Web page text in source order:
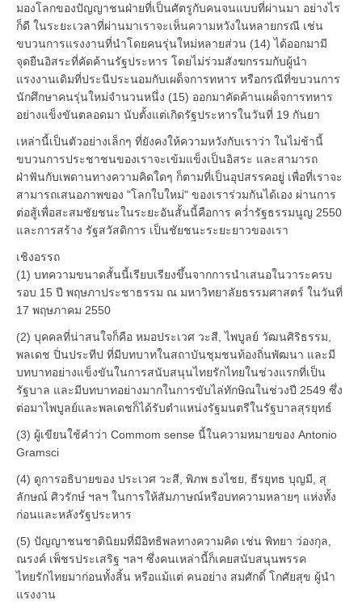
มองโลกของปัญญาชนฝ่ายที่เป็นศัตรูกับคนจนแบบที่ผ่านมา อย่างไร
ก็ดี ในระยะเวลาที่ผ่านมาเราจะเห็นความหวังในหลายกรณี เช่น
ขบวนการแรงงานที่นำโดยคนรุ่นใหม่หลายส่วน (14) ได้ออกมามี
จุดยืนอิสระที่คัดค้านรัฐประหาร โดยไม่ร่วมสังฆกรรมกับผู้นำ
แรงงานเดิมที่ประนีประนอมกับเผด็จการทหาร หรือกรณีที่ขบวนการ
นักศึกษาคนรุ่นใหม่จำนวนหนึ่ง (15) ออกมาคัดค้านเผด็จการทหาร
อย่างแข็งขันตลอดมา นับตั้งแต่เกิดรัฐประหารในวันที่ 19 กันยา
เหล่านี้เป็นตัวอย่างเล็กๆ ที่ยังคงให้ความหวังกับเราว่า ในไม่ช้านี้
ขบวนการประชาชนของเราจะเข้มแข็งเป็นอิสระ และสามารถ
ฝ่าฟันกับเพดานทางความคิดใดๆ ก็ตามที่เป็นอุปสรรคอยู่ เพื่อที่เราจะ
สามารถเสนอภาพของ "โลกใบใหม่" ของเราร่วมกันได้เอง ผ่านการ
ต่อสู้เพื่อสะสมชัยชนะในระยะอันสั้นนี้คือการ คว่ำรัฐธรรมนูญ 2550
และการสร้าง รัฐสวัสดิการ เป็นชัยชนะระยะยาวของเรา
เชิงอรรถ
(1) บทความขนาดสั้นนี้เรียบเรียงขึ้นจากการนำเสนอในวาระครบ
รอบ 15 ปี พฤษภาประชาธรรม ณ มหาวิทยาลัยธรรมศาสตร์ ในวันที่
17 พฤษภาคม 2550
(2) บุคคลที่น่าสนใจก็คือ หมอประเวศ วะสี, ไพบูลย์ วัฒนศิริธรรม,
พลเดช ปิ่นประทีป ที่มีบทบาทในสถาบันชุมชนท้องถิ่นพัฒนา และมี
บทบาทอย่างแข็งขันในการสนับสนุนไทยรักไทยในช่วงแรกที่เป็น
รัฐบาล และมีบทบาทอย่างมากในการขับไล่ทักษิณในช่วงปี 2549 ซึ่ง
ต่อมาไพบูลย์และพลเดชก็ได้รับตำแหน่งรัฐมนตรีในรัฐบาลสุรยุทธ์
(3) ผู้เขียนใช้คำว่า Commom sense นี้ในความหมายของ Antonio
Gramsci
(4) ดูการอธิบายของ ประเวศ วะสี, พิภพ ธงไชย, ธีรยุทธ บุญมี, สุ
ลักษณ์ ศิวรักษ์ ฯลฯ ในการให้สัมภาษณ์หรือบทความหลายๆ แห่งทั้ง
ก่อนและหลังรัฐประหาร
(5) ปัญญาชนชาตินิยมที่มีอิทธิพลทางความคิด เช่น พิทยา ว่องกุล,
ณรงค์ เพ็ชรประเสริฐ ฯลฯ ซึ่งคนเหล่านี้ก็เคยสนับสนุนพรรค
ไทยรักไทยมาก่อนทั้งสิ้น หรือแม้แต่ คนอย่าง สมศักดิ์ โกศัยสุข ผู้นำ
แรงงาน